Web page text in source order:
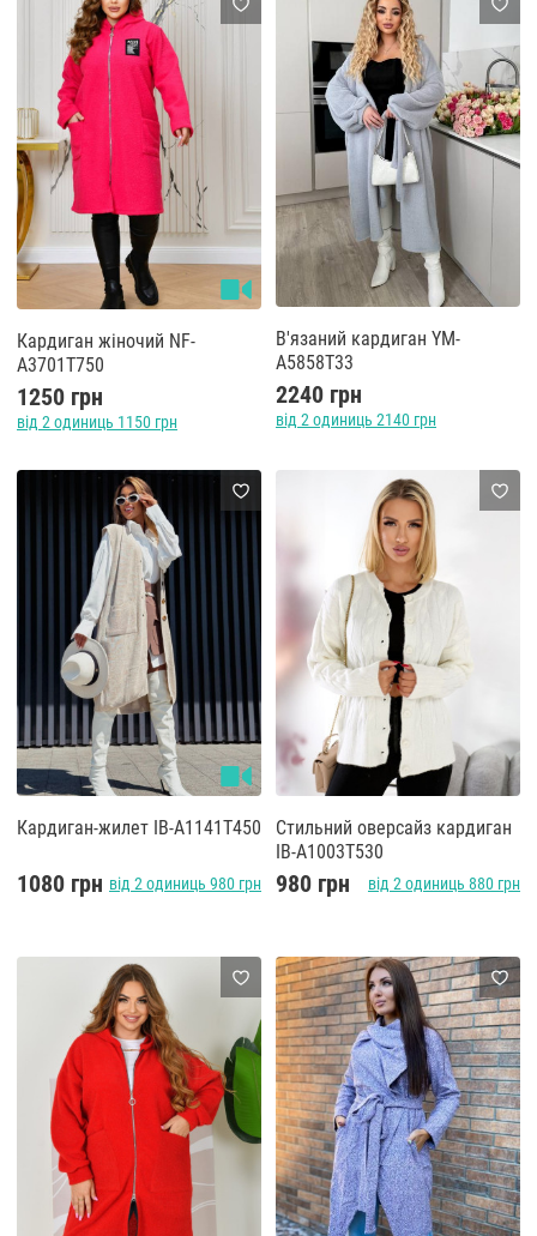
Кардиган жіночий NF-
A3701T750
1250 грн
від 2 одиниць 1150 грн
В'язаний кардиган YM-
A5858T33
2240 грн
від 2 одиниць 2140 грн
Кардиган-жилет IB-A1141T450
1080 грн від 2 одиниць 980 грн
Стильний оверсайз кардиган
IB-A1003T530
980 грн від 2 одиниць 880 грн